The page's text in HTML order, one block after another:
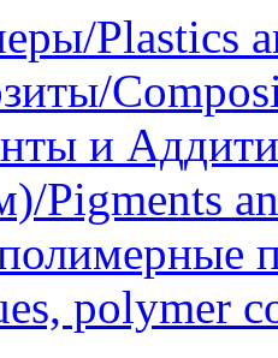
Plastics
и
Pigments
polymer